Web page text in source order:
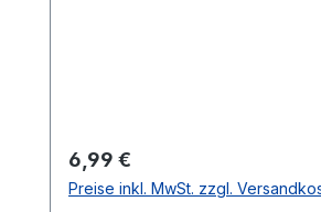
Aus robustem, halogenfreiem
Kunststoff in RAL7035 Grau Schutz: Mit
IP54 Schutzart bietet die
Regulärer Preis:
6,99 €
Preise inkl. MwSt. zzgl.